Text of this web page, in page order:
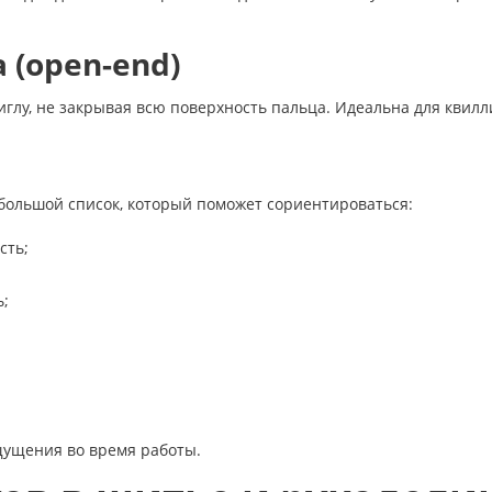
(open-end)
не закрывая всю поверхность пальца. Идеальна для
список, который поможет сориентироваться:
во время работы.